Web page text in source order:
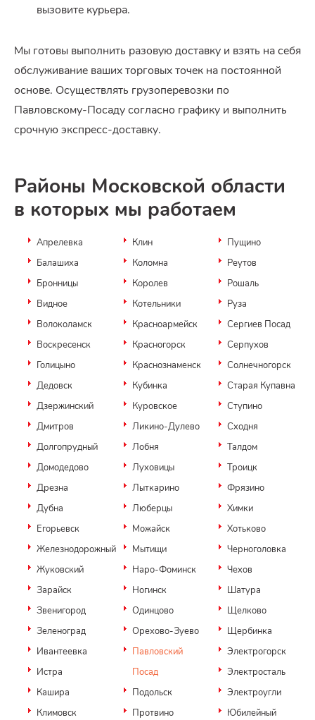
вызовите курьера.
Мы готовы выполнить разовую доставку и взять на себя
обслуживание ваших торговых точек на постоянной
основе. Осуществлять грузоперевозки по
Павловскому-Посаду согласно графику и выполнить
срочную экспресс-доставку.
Районы Московской области
в которых мы работаем
Апрелевка
Балашиха
Бронницы
Видное
Волоколамск
Воскресенск
Голицыно
Дедовск
Дзержинский
Дмитров
Долгопрудный
Домодедово
Дрезна
Дубна
Егорьевск
Железнодорожный
Жуковский
Зарайск
Звенигород
Зеленоград
Ивантеевка
Истра
Кашира
Климовск
Клин
Коломна
Королев
Котельники
Красноармейск
Красногорск
Краснознаменск
Кубинка
Куровское
Ликино-Дулево
Лобня
Луховицы
Лыткарино
Люберцы
Можайск
Мытищи
Наро-Фоминск
Ногинск
Одинцово
Орехово-Зуево
Павловский
Посад
Подольск
Протвино
Пущино
Реутов
Рошаль
Руза
Сергиев Посад
Серпухов
Солнечногорск
Старая Купавна
Ступино
Сходня
Талдом
Троицк
Фрязино
Химки
Хотьково
Черноголовка
Чехов
Шатура
Щелково
Щербинка
Электрогорск
Электросталь
Электроугли
Юбилейный